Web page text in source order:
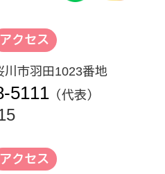
アクセス
川市羽田1023番地
5111 （代表）
アクセス